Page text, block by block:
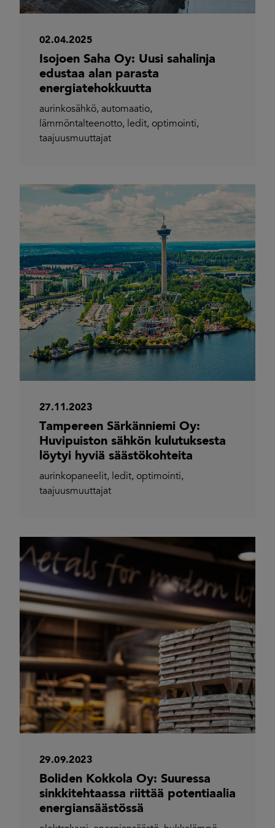
02.04.2025
Isojoen Saha Oy: Uusi sahalinja
edustaa alan parasta
energiatehokkuutta
aurinkosähkö, automaatio,
lämmöntalteenotto, ledit, optimointi,
taajuusmuuttajat
27.11.2023
Tampereen Särkänniemi Oy:
Huvipuiston sähkön kulutuksesta
löytyi hyviä säästökohteita
aurinkopaneelit, ledit, optimointi,
taajuusmuuttajat
29.09.2023
Boliden Kokkola Oy: Suuressa
sinkkitehtaassa riittää potentiaalia
energiansäästössä